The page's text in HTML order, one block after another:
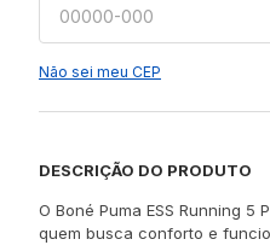
Não sei meu CEP
DESCRIÇÃO DO PRODUTO
O Boné Puma ESS Running
quem busca conforto e